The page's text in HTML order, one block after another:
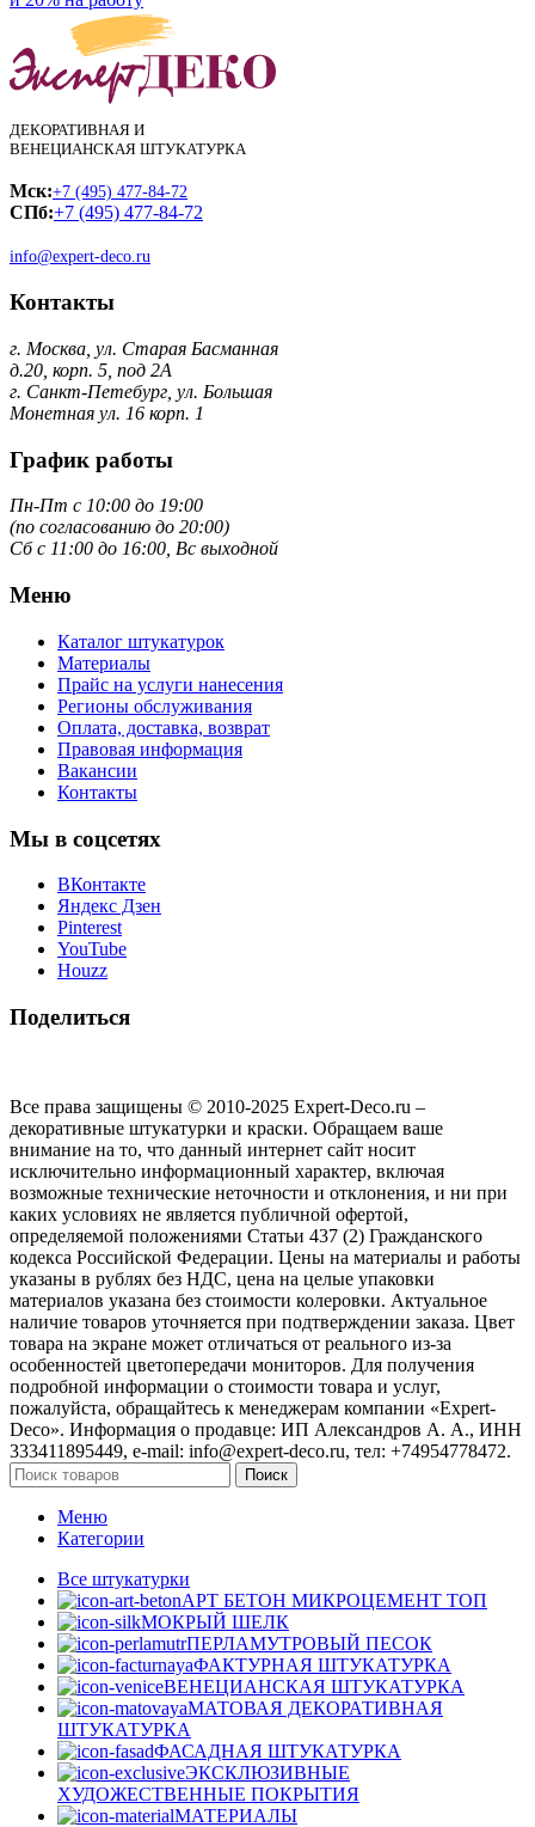
ДЕКОРАТИВНАЯ И
ВЕНЕЦИАНСКАЯ ШТУКАТУРКА
Мск:+7 (495) 477-84-72
СПб:+7 (495) 477-84-72
info@expert-deco.ru
Контакты
г. Москва, ул. Старая Басманная
д.20, корп. 5, под 2А
г. Санкт-Петебург, ул. Большая
Монетная ул. 16 корп. 1
График работы
Пн-Пт с 10:00 до 19:00
(по согласованию до 20:00)
Сб с 11:00 до 16:00, Вс выходной
Меню
Каталог штукатурок
Материалы
Прайс на услуги нанесения
Регионы обслуживания
Оплата, доставка, возврат
Правовая информация
Вакансии
Контакты
Мы в соцсетях
ВКонтакте
Яндекс Дзен
Pinterest
YouTube
Houzz
Поделиться
Все права защищены © 2010-2025 Expert-Deco.ru –
декоративные штукатурки и краски. Обращаем ваше
внимание на то, что данный интернет сайт носит
исключительно информационный характер, включая
возможные технические неточности и отклонения, и ни при
каких условиях не является публичной офертой,
определяемой положениями Статьи 437 (2) Гражданского
кодекса Российской Федерации. Цены на материалы и работы
указаны в рублях без НДС, цена на целые упаковки
материалов указана без стоимости колеровки. Актуальное
наличие товаров уточняется при подтверждении заказа. Цвет
товара на экране может отличаться от реального из‑за
особенностей цветопередачи мониторов. Для получения
подробной информации о стоимости товара и услуг,
пожалуйста, обращайтесь к менеджерам компании «Expert-
Deco». Информация о продавце: ИП Александров А. А., ИНН
333411895449, e-mail: info@expert-deco.ru, тел: +74954778472.
Поиск
Меню
Категории
Все штукатурки
АРТ БЕТОН МИКРОЦЕМЕНТ ТОП
МОКРЫЙ ШЕЛК
ПЕРЛАМУТРОВЫЙ ПЕСОК
ФАКТУРНАЯ ШТУКАТУРКА
ВЕНЕЦИАНСКАЯ ШТУКАТУРКА
МАТОВАЯ ДЕКОРАТИВНАЯ
ШТУКАТУРКА
ФАСАДНАЯ ШТУКАТУРКА
ЭКСКЛЮЗИВНЫЕ
ХУДОЖЕСТВЕННЫЕ ПОКРЫТИЯ
МАТЕРИАЛЫ